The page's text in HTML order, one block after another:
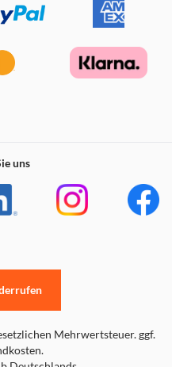
uns
Mehrwertsteuer. ggf.